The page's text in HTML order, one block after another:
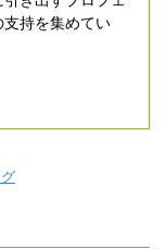
支持を集めてい